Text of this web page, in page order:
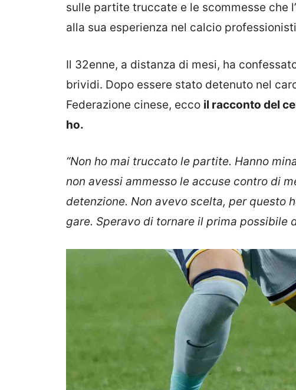
sulle partite truccate e le scommesse che
alla sua esperienza nel calcio
Il 32enne, a distanza di mesi, ha
brividi. Dopo essere stato detenuto nel
Federazione cinese, ecco il racconto del
ho.
“Non ho mai truccato le partite. Hanno
non avessi ammesso le accuse contro di
detenzione. Non avevo scelta, per questo
gare. Speravo di tornare il prima possibile